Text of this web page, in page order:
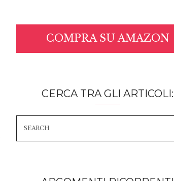
COMPRA SU AMAZON
CERCA TRA GLI ARTICOLI: